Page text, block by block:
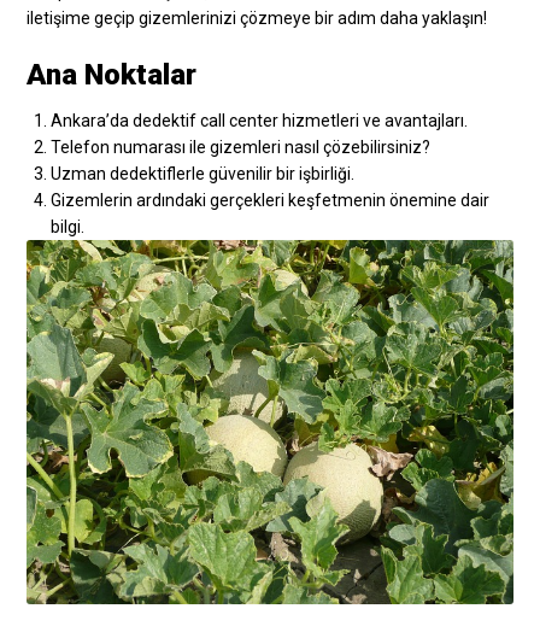
iletişime geçip gizemlerinizi çözmeye bir adım daha yaklaşın!
Ana Noktalar
Ankara’da dedektif call center hizmetleri ve avantajları.
Telefon numarası ile gizemleri nasıl çözebilirsiniz?
Uzman dedektiflerle güvenilir bir işbirliği.
Gizemlerin ardındaki gerçekleri keşfetmenin önemine dair
bilgi.